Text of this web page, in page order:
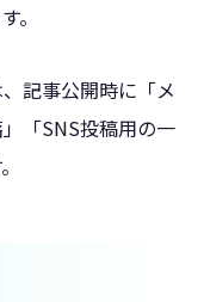
。
記事公開時に「メ
「SNS投稿用の一